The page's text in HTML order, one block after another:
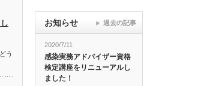
う
お知らせ
2020/7/11
感染実務アドバイザー資格
検定講座をリニューアルし
ました！
過去の記事